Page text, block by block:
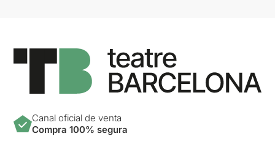
Canal oficial de venta
Compra 100% segura